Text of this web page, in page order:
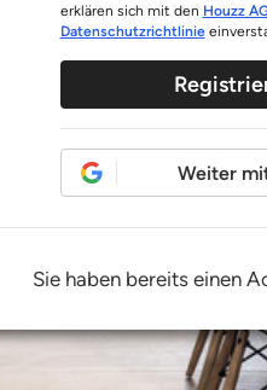
erklären sich mit den Houzz
Datenschutzrichtlinie
Weiter
Sie haben bereits einen